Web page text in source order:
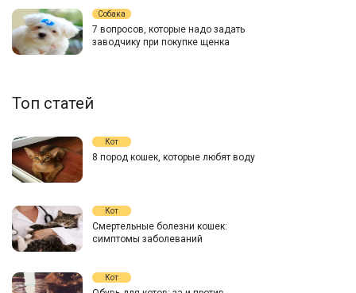
Собака
7 вопросов, которые надо задать
заводчику при покупке щенка
Топ статей
Кот
8 пород кошек, которые любят воду
Кот
Смертельные болезни кошек:
симптомы заболеваний
Кот